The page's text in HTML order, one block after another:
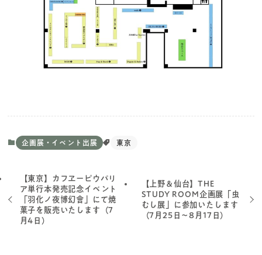
企画展・イベント出展 東京
【東京】カフヱーピウパリ
ア単行本発売記念イベント
「羽化ノ夜博幻會」にて焼
菓子を販売いたします（7
月4日）
【上野＆仙台】THE
STUDY ROOM企画展「虫
むし展」に参加いたします
（7月25日～8月17日）